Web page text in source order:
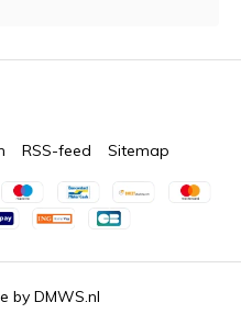
by DMWS.nl
RSS-feed Sitemap